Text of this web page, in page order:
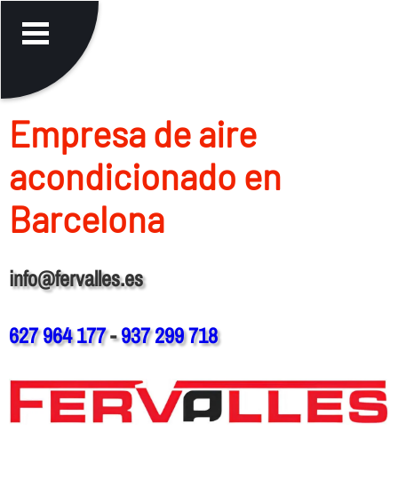
Empresa de aire
acondicionado en
Barcelona
info@fervalles.es
627 964 177-937 299 718